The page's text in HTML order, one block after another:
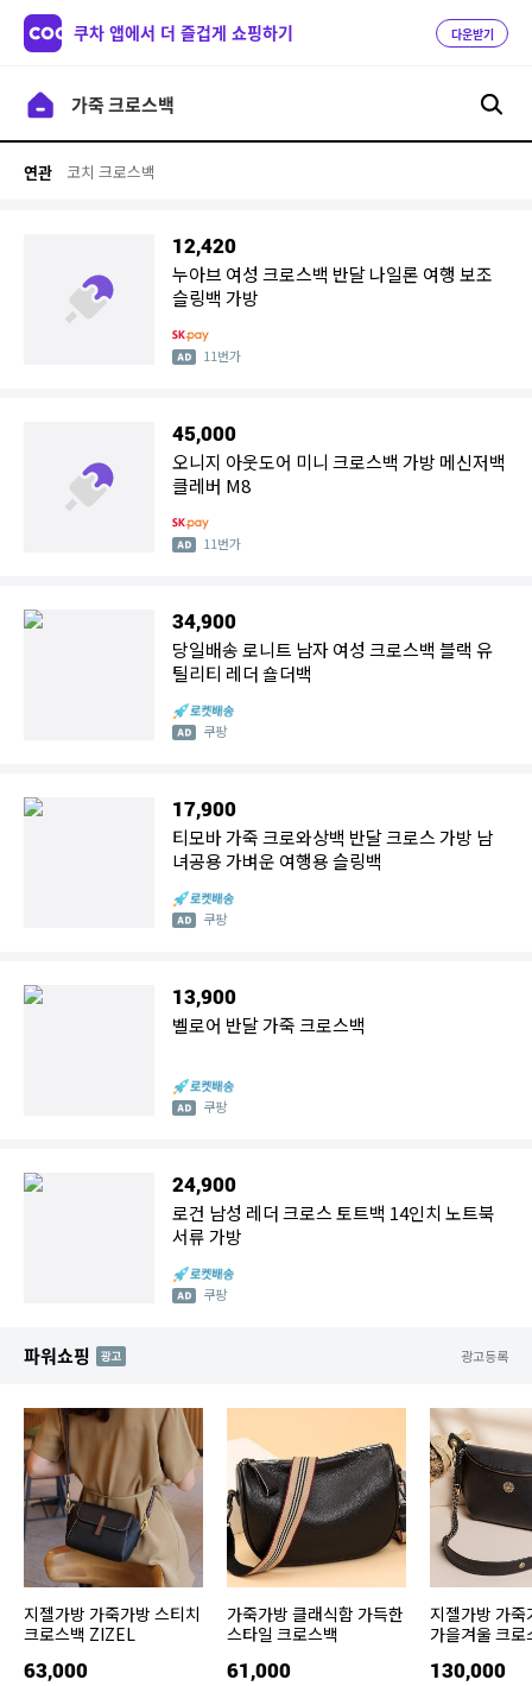
쿠차 앱에서 더 즐겁게 쇼핑하기 다운받기
연관 코치 크로스백
12,420
누아브 여성 크로스백 반달 나일론 여행 보조
슬링백 가방
11번가
45,000
오니지 아웃도어 미니 크로스백 가방 메신저백
클레버 M8
11번가
34,900
당일배송 로니트 남자 여성 크로스백 블랙 유
틸리티 레더 숄더백
쿠팡
17,900
티모바 가죽 크로와상백 반달 크로스 가방 남
녀공용 가벼운 여행용 슬링백
쿠팡
13,900
벨로어 반달 가죽 크로스백
쿠팡
24,900
로건 남성 레더 크로스 토트백 14인치 노트북
서류 가방
쿠팡
파워쇼핑 AD 광고등록
지젤가방 가죽가방 스티치
크로스백 ZIZEL
63,000
가죽가방 클래식함 가득한
스타일 크로스백
61,000
지젤가방 가죽
가을겨울 크로
130,000